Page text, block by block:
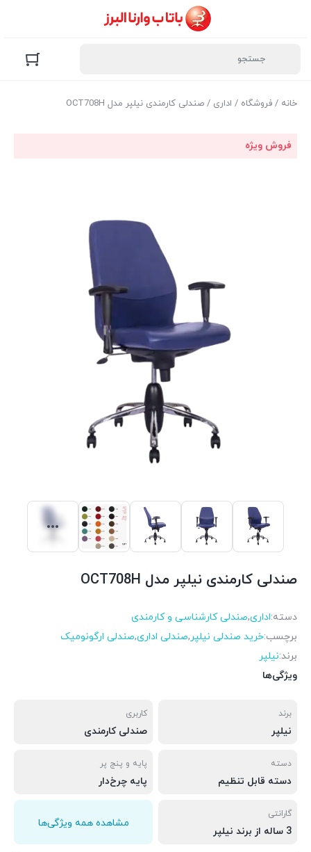
خانه / فروشگاه / اداری / صندلی کارمندی نیلپر مدل OCT708H
فروش ویژه
صندلی کارمندی نیلپر مدل OCT708H
دسته:اداری,صندلی کارشناسی و کارمندی
برچسب:خرید صندلی نیلپر,صندلی اداری,صندلی ارگونومیک
برند:نیلپر
ویژگی‌ها
برند
نیلپر
کاربری
صندلی کارمندی
دسته
دسته قابل تنظیم
پایه و پنج پر
پایه چرخ‌دار
گارانتی
3 ساله از برند نیلپر
مشاهده همه ویژگی‌ها